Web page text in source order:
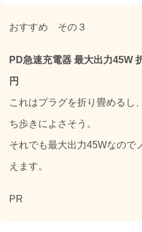
おすすめ その３
PD急速充電器 最大出力45W
円
これはプラグを折り畳めるし
ち歩きによさそう。
それでも最大出力45Wなので
えます。
PR